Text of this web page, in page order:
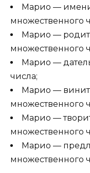
Марио —
множественного
Марио —
множественного
Марио —
числа;
Марио —
множественного
Марио —
множественного
Марио —
множественного